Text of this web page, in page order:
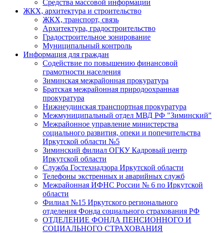
Средства массовой информации
ЖКХ, архитектура и строительство
ЖКХ, транспорт, связь
Архитектура, градостроительство
Градостроительное зонирование
Муниципальный контроль
Информация для граждан
Содействие по повышению финансовой
грамотности населения
Зиминская межрайонная прокуратура
Братская межрайонная природоохранная
прокуратура
Нижнеудинская транспортная прокуратура
Межмуниципальный отдел МВД РФ "Зиминский"
Межрайонное управление министерства
социального развития, опеки и попечительства
Иркутской области №5
Зиминский филиал ОГКУ Кадровый центр
Иркутской области
Служба Гостехнадзора Иркутской области
Телефоны экстренных и аварийных служб
Межрайонная ИФНС России № 6 по Иркутской
области
Филиал №15 Иркутского регионального
отделения Фонда социального страхования РФ
ОТДЕЛЕНИЕ ФОНДА ПЕНСИОННОГО И
СОЦИАЛЬНОГО СТРАХОВАНИЯ